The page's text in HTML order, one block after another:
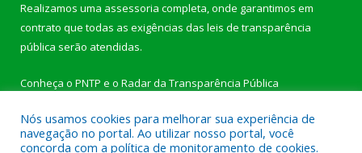
Realizamos uma assessoria completa, onde garantimos em
contrato que todas as exigências das leis de transparência
pública serão atendidas.
Conheça o PNTP e o Radar da Transparência Pública
Nós usamos cookies para melhorar sua experiência de
navegação no portal. Ao utilizar nosso portal, você
concorda com a política de monitoramento de cookies.